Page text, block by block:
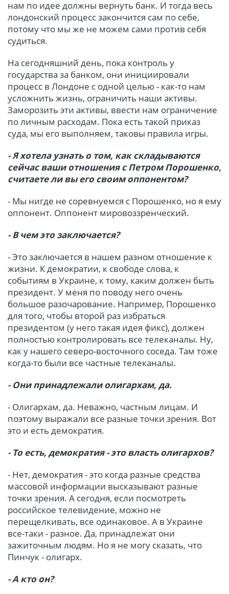
нам по идее должны вернуть банк. И тогда весь
лондонский процесс закончится сам по себе,
потому что мы же не можем сами против себя
судиться.
На сегодняшний день, пока контроль у
государства за банком, они инициировали
процесс в Лондоне с одной целью - как-то нам
усложнить жизнь, ограничить наши активы.
Заморозить эти активы, ввести нам ограничение
по личным расходам. Пока есть такой приказ
суда, мы его выполняем, таковы правила игры.
- Я хотела узнать о том, как складываются
сейчас ваши отношения с Петром Порошенко,
считаете ли вы его своим оппонентом?
- Мы нигде не соревнуемся с Порошенко, но я ему
оппонент. Оппонент мировоззренческий.
- В чем это заключается?
- Это заключается в нашем разном отношение к
жизни. К демократии, к свободе слова, к
событиям в Украине, к тому, каким должен быть
президент. У меня по поводу него очень
большое разочарование. Например, Порошенко
для того, чтобы второй раз избраться
президентом (у него такая идея фикс), должен
полностью контролировать все телеканалы. Ну,
как у нашего северо-восточного соседа. Там тоже
когда-то были все частные телеканалы.
- Они принадлежали олигархам, да.
- Олигархам, да. Неважно, частным лицам. И
поэтому выражали все разные точки зрения. Вот
это и есть демократия.
- То есть, демократия - это власть олигархов?
- Нет, демократия - это когда разные средства
массовой информации высказывают разные
точки зрения. А сегодня, если посмотреть
российское телевидение, можно не
перещелкивать, все одинаковое. А в Украине
все-таки - разное. Да, принадлежат они
зажиточным людям. Но я не могу сказать, что
Пинчук - олигарх.
- А кто он?